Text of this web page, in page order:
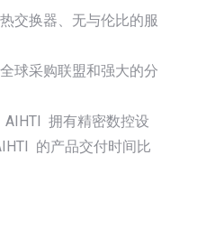
交换器、无与伦比的服
球采购联盟和强大的分
AIHTI 拥有精密数控设
的产品交付时间比